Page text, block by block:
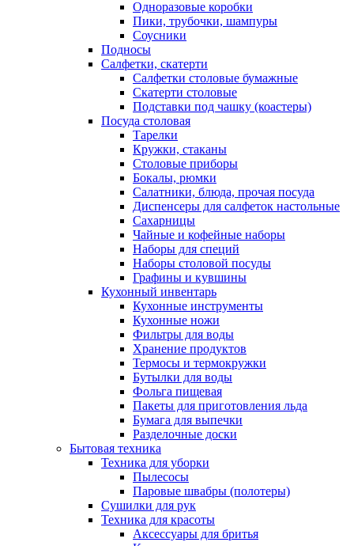
Одноразовые коробки
Пики, трубочки, шампуры
Соусники
Подносы
Салфетки, скатерти
Салфетки столовые бумажные
Скатерти столовые
Подставки под чашку (коастеры)
Посуда столовая
Тарелки
Кружки, стаканы
Столовые приборы
Бокалы, рюмки
Салатники, блюда, прочая посуда
Диспенсеры для салфеток настольные
Сахарницы
Чайные и кофейные наборы
Наборы для специй
Наборы столовой посуды
Графины и кувшины
Кухонный инвентарь
Кухонные инструменты
Кухонные ножи
Фильтры для воды
Хранение продуктов
Термосы и термокружки
Бутылки для воды
Фольга пищевая
Пакеты для приготовления льда
Бумага для выпечки
Разделочные доски
Бытовая техника
Техника для уборки
Пылесосы
Паровые швабры (полотеры)
Сушилки для рук
Техника для красоты
Аксессуары для бритья